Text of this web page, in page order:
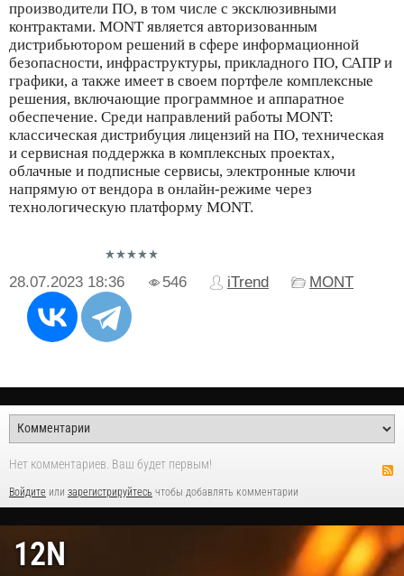
производители ПО, в том числе с эксклюзивными
контрактами. MONT является авторизованным
дистрибьютором решений в сфере информационной
безопасности, инфраструктуры, прикладного ПО, САПР и
графики, а также имеет в своем портфеле комплексные
решения, включающие программное и аппаратное
обеспечение. Среди направлений работы MONT:
классическая дистрибуция лицензий на ПО, техническая
и сервисная поддержка в комплексных проектах,
облачные и подписные сервисы, электронные ключи
напрямую от вендора в онлайн-режиме через
технологическую платформу MONT.
28.07.2023 18:36 546 iTrend MONT
Нет комментариев. Ваш будет первым!
Войдите или зарегистрируйтесь чтобы добавлять комментарии
12N